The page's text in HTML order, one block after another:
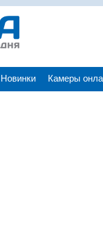
Новинки Камеры